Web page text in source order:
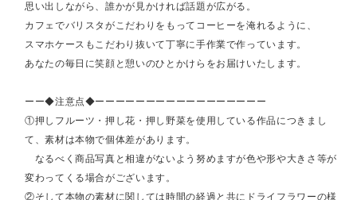
思い出しながら、誰かが見かければ話題が広がる。
カフェでバリスタがこだわりをもってコーヒーを淹れるように、
スマホケースもこだわり抜いて丁寧に手作業で作っています。
あなたの毎日に笑顔と憩いのひとかけらをお届けいたします。
ーー◆注意点◆ーーーーーーーーーーーーーーーーー
①押しフルーツ・押し花・押し野菜を使用している作品につきまし
て、素材は本物で個体差があります。
なるべく商品写真と相違がないよう努めますが色や形や大きさ等が
変わってくる場合がございます。
②そして本物の素材に関しては時間の経過と共にドライフラワーの様